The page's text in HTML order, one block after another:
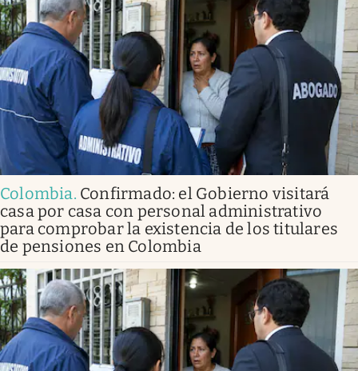
Colombia. Confirmado: el Gobierno visitará
casa por casa con personal administrativo
para comprobar la existencia de los titulares
de pensiones en Colombia